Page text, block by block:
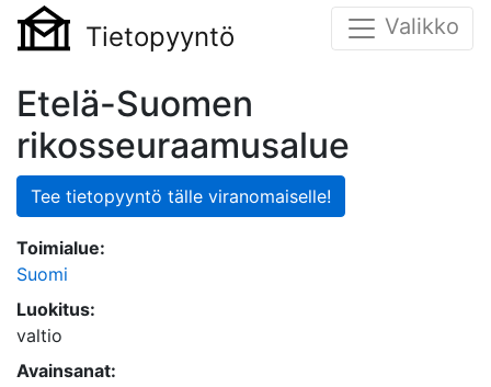
Tietopyyntö Valikko
Etelä-Suomen
rikosseuraamusalue
Tee tietopyyntö tälle viranomaiselle!
Toimialue:
Suomi
Luokitus:
valtio
Avainsanat: